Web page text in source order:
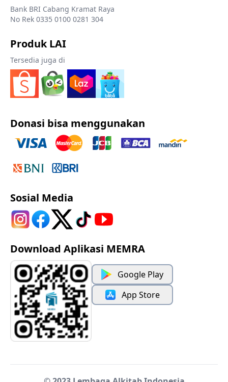
Bank BRI Cabang Kramat Raya
No Rek 0335 0100 0281 304
Produk LAI
Tersedia juga di
Donasi bisa menggunakan
Sosial Media
Download Aplikasi MEMRA
Google Play
App Store